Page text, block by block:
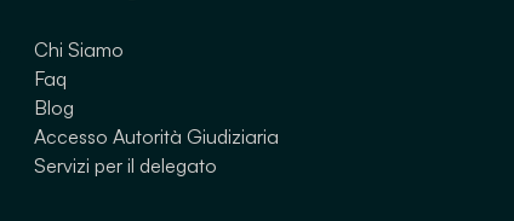
Chi Siamo
Faq
Blog
Accesso Autorità Giudiziaria
Servizi per il delegato